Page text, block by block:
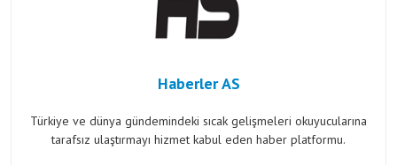
Haberler AS
Türkiye ve dünya gündemindeki sıcak gelişmeleri okuyucularına
tarafsız ulaştırmayı hizmet kabul eden haber platformu.